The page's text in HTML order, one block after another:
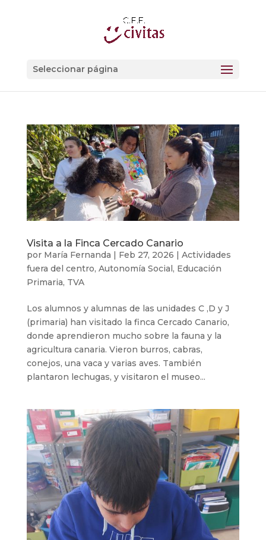
Seleccionar página
Visita a la Finca Cercado Canario
por María Fernanda | Feb 27, 2026 | Actividades
fuera del centro, Autonomía Social, Educación
Primaria, TVA
Los alumnos y alumnas de las unidades C ,D y J
(primaria) han visitado la finca Cercado Canario,
donde aprendieron mucho sobre la fauna y la
agricultura canaria. Vieron burros, cabras,
conejos, una vaca y varias aves. También
plantaron lechugas, y visitaron el museo...